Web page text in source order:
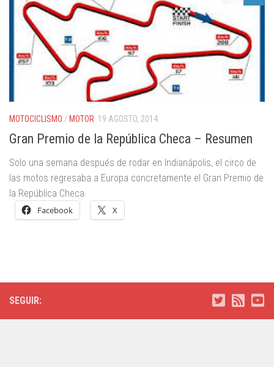
MOTOCICLISMO / MOTOR 19 AGOSTO, 2014
Gran Premio de la República Checa – Resumen
Solo una semana después de rodar en Indianápolis, el circo de
las motos regresaba a Europa concretamente el Gran Premio de
la República Checa.
Facebook X
SEGUIR: